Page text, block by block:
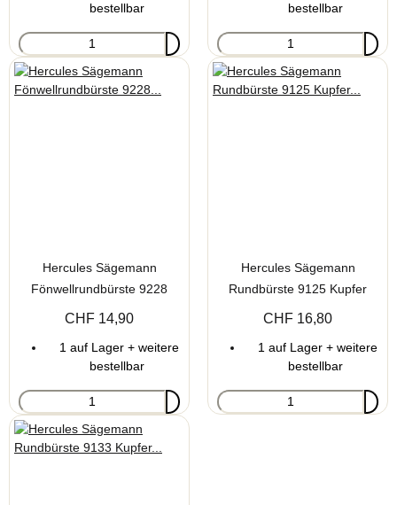
bestellbar
bestellbar
Hercules Sägemann
Fönwellrundbürste 9228
30/55/65mm
CHF 14,90
1 auf Lager + weitere
bestellbar
Hercules Sägemann
Rundbürste 9125 Kupfer
Kollektion 25mm
CHF 16,80
1 auf Lager + weitere
bestellbar